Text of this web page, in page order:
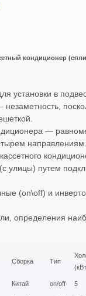
кондиционер
установки в
—
направлениям.
улицы) путем
(on\off) и
определения
Сборка Тип
Китай on/off 5